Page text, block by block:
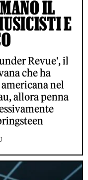
IL
E
Revue', il
che ha
nel
allora penna